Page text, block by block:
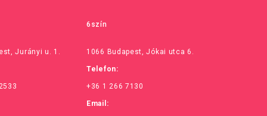
Jurányi u. 1.
6szín
1066 Budapest, Jókai utca 6.
Telefon:
+36 1 266 7130
Email: